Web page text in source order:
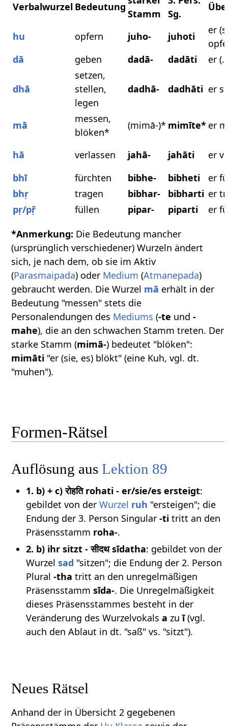
Verbalwurzel Bedeutung
Stamm
Sg.
hu opfern juho- juhoti
er
dā
geben dadā- dadāti er
dhā
setzen,
stellen,
legen
dadhā- dadhāti er
mā
messen,
blöken*
(mimā-)* mimīte* er
hā verlassen jahā- jahāti
er
bhī
fürchten bibhe- bibheti
er
bhṛ
tragen bibhar- bibharti er
pṛ/pṝ
füllen pipar- piparti
er
*Anmerkung: Die Bedeutung mancher
(ursprünglich verschiedener) Wurzeln ändert
sich, je nach dem, ob sie im Aktiv
(Parasmaipada) oder Medium (Atmanepada)
gebraucht werden. Die Wurzel mā erhält in der
Bedeutung "messen" stets die
Personalendungen des Mediums (-te und-
mahe), die an den schwachen Stamm treten. Der
starke Stamm (mimā-) bedeutet "blöken":
mimāti "er (sie, es) blökt" (eine Kuh, vgl. dt.
"muhen").
Formen-Rätsel
Auflösung ausLektion 89
1. b) + c) रोहति rohati - er/sie/es ersteigt:
gebildet von der Wurzel ruh "ersteigen"; die
Endung der 3. Person Singular -titritt an den
Präsensstamm roha-.
2. b) ihr sitzt - सीदथ sīdatha: gebildet von der
Wurzel sad "sitzen"; die Endung der 2. Person
Plural -tha tritt an den unregelmäßigen
Präsensstamm sīda-. Die Unregelmäßigkeit
dieses Präsensstammes besteht in der
Veränderung des Wurzelvokals a zuī(vgl.
auch den Ablaut in dt. "saß" vs. "sitzt").
Neues Rätsel
Anhand der in Übersicht 2 gegebenen